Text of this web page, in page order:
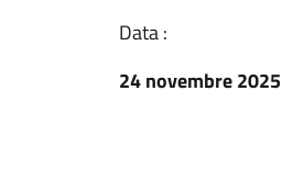
Data :
24 novembre 2025